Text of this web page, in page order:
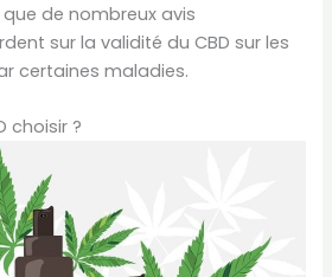
de nombreux avis
sur la validité du CBD sur les
certaines maladies.
choisir ?